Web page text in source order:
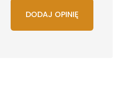
DODAJ OPINIĘ